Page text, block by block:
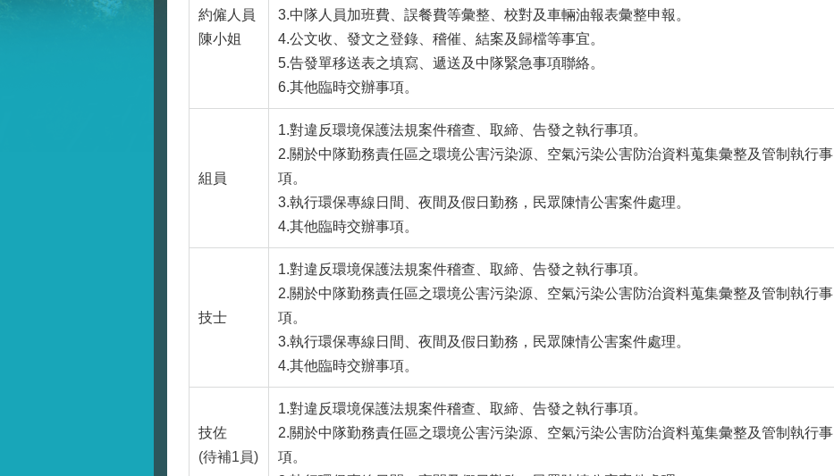
約僱人員
陳小姐
3.中隊人員加班費、誤餐費等彙整、校對及車輛油報表彙整申報。
4.公文收、發文之登錄、稽催、結案及歸檔等事宜。
5.告發單移送表之填寫、遞送及中隊緊急事項聯絡。
6.其他臨時交辦事項。
組員
1.對違反環境保護法規案件稽查、取締、告發之執行事項。
2.關於中隊勤務責任區之環境公害污染源、空氣污染公害防治資料蒐集彙整及管制執行事
項。
3.執行環保專線日間、夜間及假日勤務，民眾陳情公害案件處理。
4.其他臨時交辦事項。
技士
1.對違反環境保護法規案件稽查、取締、告發之執行事項。
2.關於中隊勤務責任區之環境公害污染源、空氣污染公害防治資料蒐集彙整及管制執行事
項。
3.執行環保專線日間、夜間及假日勤務，民眾陳情公害案件處理。
4.其他臨時交辦事項。
技佐
(待補1員)
1.對違反環境保護法規案件稽查、取締、告發之執行事項。
2.關於中隊勤務責任區之環境公害污染源、空氣污染公害防治資料蒐集彙整及管制執行事
項。